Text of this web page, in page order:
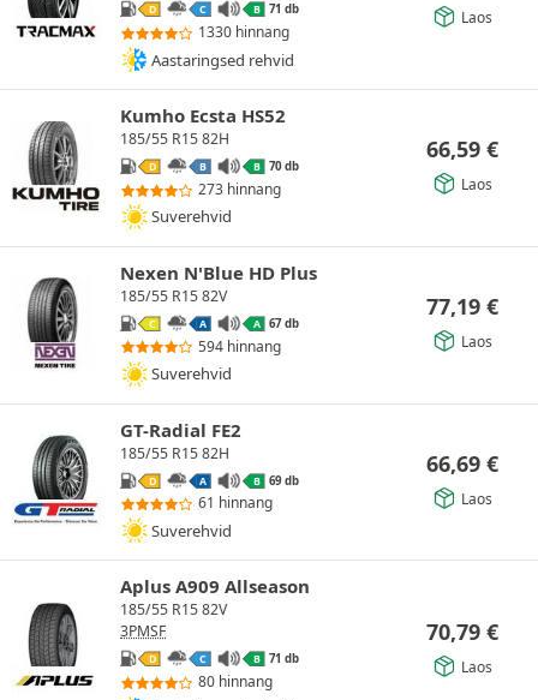
D C B 71 db
1330 hinnang
Aastaringsed rehvid
Laos
Kumho Ecsta HS52
185/55 R15 82H
D B B 70 db
273 hinnang
Suverehvid
66,59 €
Laos
Nexen N'Blue HD Plus
185/55 R15 82V
C A A 67 db
594 hinnang
Suverehvid
77,19 €
Laos
GT-Radial FE2
185/55 R15 82H
D A B 69 db
61 hinnang
Suverehvid
66,69 €
Laos
Aplus A909 Allseason
185/55 R15 82V
3PMSF
D C B 71 db
80 hinnang
70,79 €
Laos